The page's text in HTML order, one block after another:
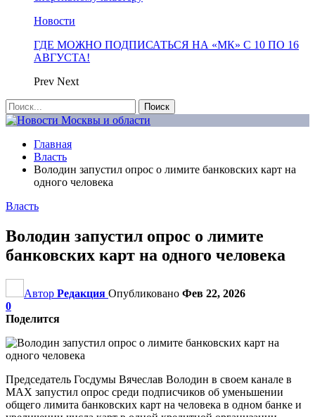
Новости
ГДЕ МОЖНО ПОДПИСАТЬСЯ НА «МК» С 10 ПО 16
АВГУСТА!
Prev Next
Главная
Власть
Володин запустил опрос о лимите банковских карт на
одного человека
Власть
Володин запустил опрос о лимите
банковских карт на одного человека
Автор Редакция Опубликовано Фев 22, 2026
0
Поделится
Председатель Госдумы Вячеслав Володин в своем канале в
MAX запустил опрос среди подписчиков об уменьшении
общего лимита банковских карт на человека в одном банке и